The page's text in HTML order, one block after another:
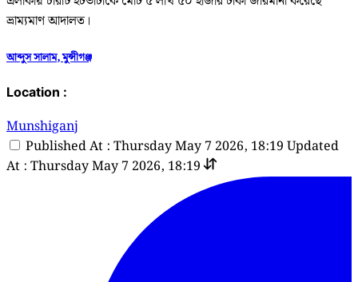
ভ্রাম্যমাণ আদালত।
আব্দুস সালাম, মুন্সীগঞ্জ
Location :
Munshiganj
Published At : Thursday May 7 2026, 18:19 Updated
At : Thursday May 7 2026, 18:19